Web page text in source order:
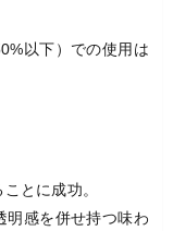
以下）での使用は
とに成功。
明感を併せ持つ味わ